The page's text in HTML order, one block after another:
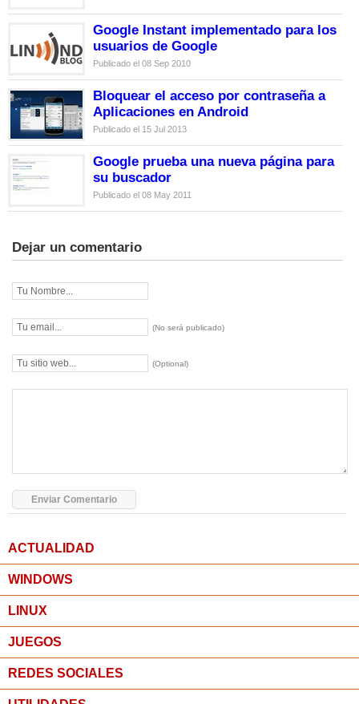
Google Instant implementado para los
usuarios de Google
Publicado el 08 Sep 2010
Bloquear el acceso por contraseña a
Aplicaciones en Android
Publicado el 15 Jul 2013
Google prueba una nueva página para
su buscador
Publicado el 08 May 2011
Dejar un comentario
(No será publicado)
(Optional)
ACTUALIDAD
WINDOWS
LINUX
JUEGOS
REDES SOCIALES